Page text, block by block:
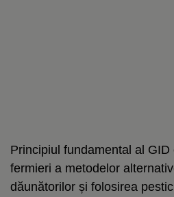
Principiul fundamental al
fermieri a metodelor
dăunătorilor și folosirea